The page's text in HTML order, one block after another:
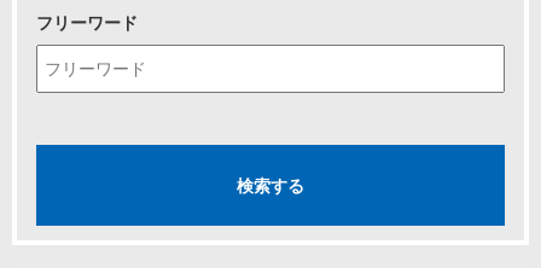
フリーワード